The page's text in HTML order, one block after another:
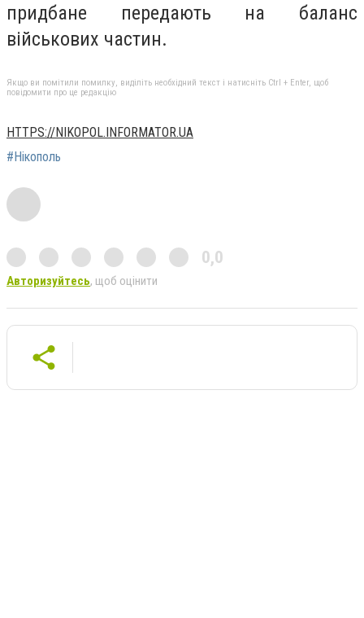
придбане передають на баланс
військових частин.
Якщо ви помітили помилку, виділіть необхідний текст і натисніть Ctrl + Enter, щоб
повідомити про це редакцію
HTTPS://NIKOPOL.INFORMATOR.UA
#Нікополь
0,0
Авторизуйтесь, щоб оцінити